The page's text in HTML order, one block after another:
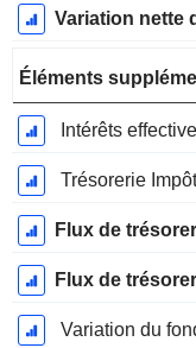
Variation nette
Éléments
Intérêts
Variation du